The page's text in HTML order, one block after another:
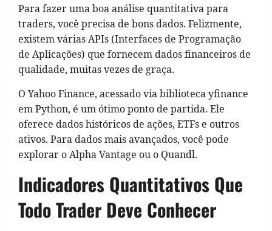
Para fazer uma boa análise quantitativa para
traders, você precisa de bons dados. Felizmente,
existem várias APIs (Interfaces de Programação
de Aplicações) que fornecem dados financeiros de
qualidade, muitas vezes de graça.
O Yahoo Finance, acessado via biblioteca yfinance
em Python, é um ótimo ponto de partida. Ele
oferece dados históricos de ações, ETFs e outros
ativos. Para dados mais avançados, você pode
explorar o Alpha Vantage ou o Quandl.
Indicadores Quantitativos Que
Todo Trader Deve Conhecer